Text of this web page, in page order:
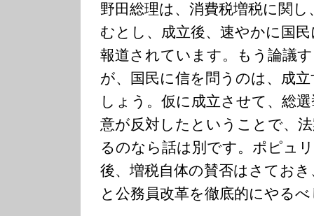
野田総理は、消費税増税に関
むとし、成立後、速やかに国
報道されています。もう論議
が、国民に信を問うのは、成
しょう。仮に成立させて、総
意が反対したということで、
るのなら話は別です。ポピュ
後、増税自体の賛否はさてお
と公務員改革を徹底的にやる